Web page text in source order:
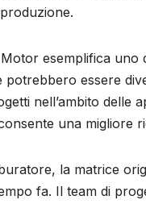
esemplifica uno
essere
nell’ambito delle
una migliore
la matrice
fa. Il team di